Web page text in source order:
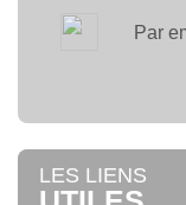
Par
LES LIENS